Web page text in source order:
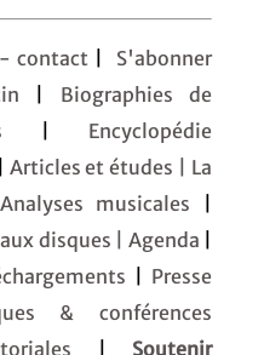
contact
S'abonner
Biographies de
Encyclopédie
Articles et études | La
Analyses musicales
disques | Agenda
Presse
& conférences
Soutenir